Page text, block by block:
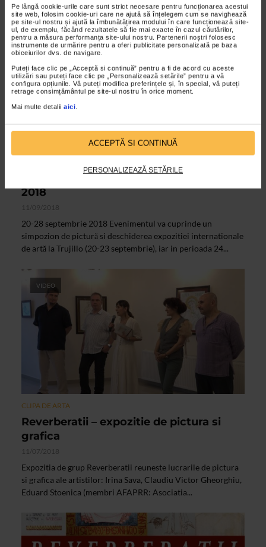
Pe lângă cookie-urile care sunt strict necesare pentru funcționarea acestui
site web, folosim cookie-uri care ne ajută să înțelegem cum se navighează
pe site-ul nostru și ajută la îmbunătățirea modului în care funcționează site-
ul, de exemplu, făcând rezultatele să fie mai exacte în cazul căutărilor,
pentru a măsura performanța site-ului nostru. Partenerii noștri folosesc
instrumente de urmărire pentru a oferi publicitate personalizată pe baza
obiceiurilor dvs. de navigare.
Puteți face clic pe „Acceptă si continuă” pentru a fi de acord cu aceste
utilizări sau puteți face clic pe „Personalizează setările” pentru a vă
configura opțiunile. Vă puteți modifica preferințele și, în special, vă puteți
retrage consimțământul pe site-ul nostru în orice moment.
Mai multe detalii aici.
ACCEPTĂ SI CONTINUĂ
PERSONALIZEAZĂ SETĂRILE
pictura, grafica si sculptura, ale unor artisti preocupati de...
Peru International Art Festival ICCA
2018
11/09/2018
20-28 septembrie 2018 Evenimentul va cuprinde un
simpozion de pictură si deschiderea expozitiei internationale
de artă la Trujillo (20-23 septembrie), iar in perioada 24...
VIDEO
CLIPA DE ARTA
Reverberatii – expozitie de pictura si
grafica
11/07/2018
Expozitia de grup Reverberatii reuneste lucrarile de pictura
si grafica ale artistilor: Irina Sava, Claudiu Victor Gheorghiu,
Eduard Stoenica (membri AFAPRR: Asociatia...